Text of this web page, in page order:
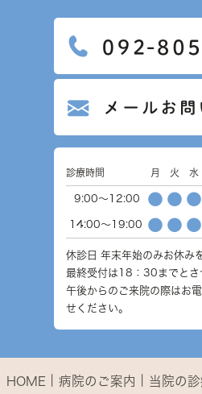
診療時間 月 火 水
9:00～12:00 ● ● ●
14:00～19:00 ● ● ●
休診日 年末年始のみお休み
最終受付は18：30までとさ
午後からのご来院の際はお
せください。
HOME 病院のご案内 当院の診